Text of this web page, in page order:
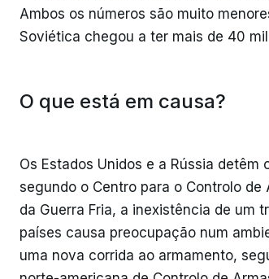
Ambos os números são muito
Soviética chegou a ter mais de 40
O que está em causa?
Os Estados Unidos e a Rússia
segundo o Centro para o Controlo
da Guerra Fria, a inexistência de um
países causa preocupação num
uma nova corrida ao armamento,